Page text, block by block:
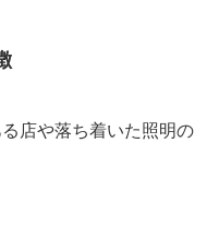
店や落ち着いた照明の